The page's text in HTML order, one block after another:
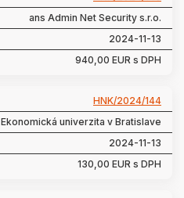
ans Admin Net Security s.r.o.
2024-11-13
940,00 EUR s DPH
HNK/2024/144
Ekonomická univerzita v Bratislave
2024-11-13
130,00 EUR s DPH